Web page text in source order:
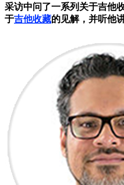
采访中问了一系列关于吉他
于吉他收藏的见解，并听他